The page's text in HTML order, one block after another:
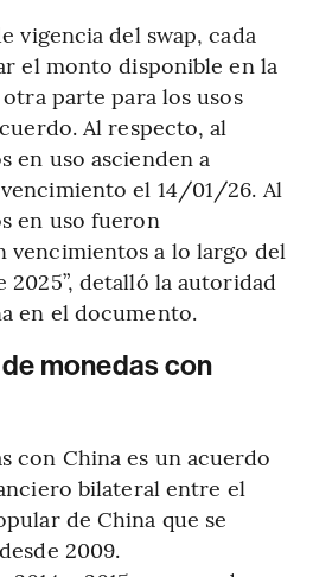
vigencia del swap, cada
el monto disponible en la
parte para los usos
Al respecto, al
en uso ascienden a
el 14/01/26. Al
en uso fueron
vencimientos a lo largo del
detalló la autoridad
en el documento.
monedas con
con China es un acuerdo
bilateral entre el
de China que se
2009.